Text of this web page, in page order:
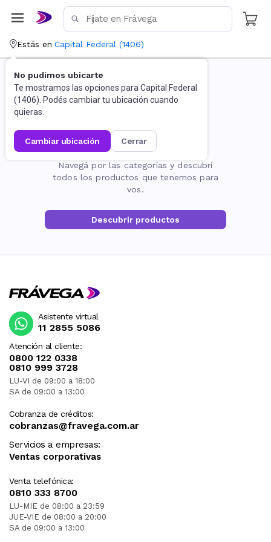
Estás en Capital Federal (1406)
No pudimos ubicarte
Te mostramos las opciones para Capital Federal
(1406). Podés cambiar tu ubicación cuando
quieras.
cambiar ubicación cerrar
La página no existe
Navegá por las categorías y descubrí
todos los productos que tenemos para
vos.
Descubrir productos
Atención al cliente:
0800 122 0338
0810 999 3728
LU-VI de 09:00 a 18:00
SA de 09:00 a 13:00
Cobranza de créditos:
cobranzas@fravega.com.ar
Servicios a empresas:
Ventas corporativas
Venta telefónica:
0810 333 8700
LU-MIE de 08:00 a 23:59
JUE-VIE de 08:00 a 20:00
SA de 09:00 a 13:00
Asistente virtual
11 2855 5086